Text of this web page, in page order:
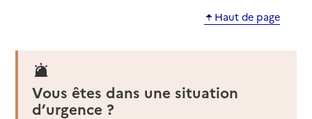
Haut de page
Vous êtes dans une situation
d’urgence ?